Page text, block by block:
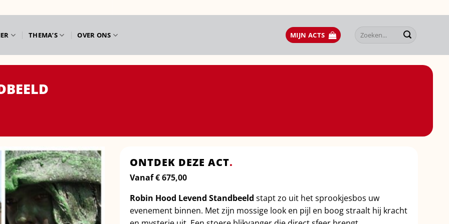
THEMA’S OVER ONS MIJN ACTS
Zoeken
naar:
ONTDEK DEZE ACT.
Vanaf€675,00
Robin Hood Levend Standbeeld stapt zo uit het sprookjesbos uw
evenement binnen. Met zijn mossige look en pijl en boog straalt hij kracht